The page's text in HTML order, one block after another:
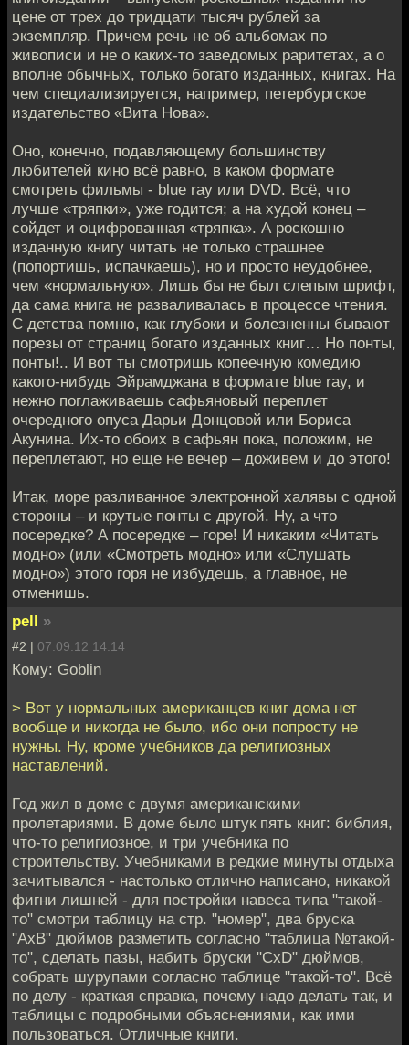
цене от трех до тридцати тысяч рублей за
экземпляр. Причем речь не об альбомах по
живописи и не о каких-то заведомых раритетах, а о
вполне обычных, только богато изданных, книгах. На
чем специализируется, например, петербургское
издательство «Вита Нова».
Оно, конечно, подавляющему большинству
любителей кино всё равно, в каком формате
смотреть фильмы - blue ray или DVD. Всё, что
лучше «тряпки», уже годится; а на худой конец –
сойдет и оцифрованная «тряпка». А роскошно
изданную книгу читать не только страшнее
(попортишь, испачкаешь), но и просто неудобнее,
чем «нормальную». Лишь бы не был слепым шрифт,
да сама книга не разваливалась в процессе чтения.
С детства помню, как глубоки и болезненны бывают
порезы от страниц богато изданных книг… Но понты,
понты!.. И вот ты смотришь копеечную комедию
какого-нибудь Эйрамджана в формате blue ray, и
нежно поглаживаешь сафьяновый переплет
очередного опуса Дарьи Донцовой или Бориса
Акунина. Их-то обоих в сафьян пока, положим, не
переплетают, но еще не вечер – доживем и до этого!
Итак, море разливанное электронной халявы с одной
стороны – и крутые понты с другой. Ну, а что
посередке? А посередке – горе! И никаким «Читать
модно» (или «Смотреть модно» или «Слушать
модно») этого горя не избудешь, а главное, не
отменишь.
pell »
#2 | 07.09.12 14:14
Кому: Goblin
> Вот у нормальных американцев книг дома нет
вообще и никогда не было, ибо они попросту не
нужны. Ну, кроме учебников да религиозных
наставлений.
Год жил в доме с двумя американскими
пролетариями. В доме было штук пять книг: библия,
что-то религиозное, и три учебника по
строительству. Учебниками в редкие минуты отдыха
зачитывался - настолько отлично написано, никакой
фигни лишней - для постройки навеса типа "такой-
то" смотри таблицу на стр. "номер", два бруска
"AxB" дюймов разметить согласно "таблица №такой-
то", сделать пазы, набить бруски "CxD" дюймов,
собрать шурупами согласно таблице "такой-то". Всё
по делу - краткая справка, почему надо делать так, и
таблицы с подробными объяснениями, как ими
пользоваться. Отличные книги.